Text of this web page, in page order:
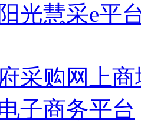
光慧采e平
采购网上商
子商务平台